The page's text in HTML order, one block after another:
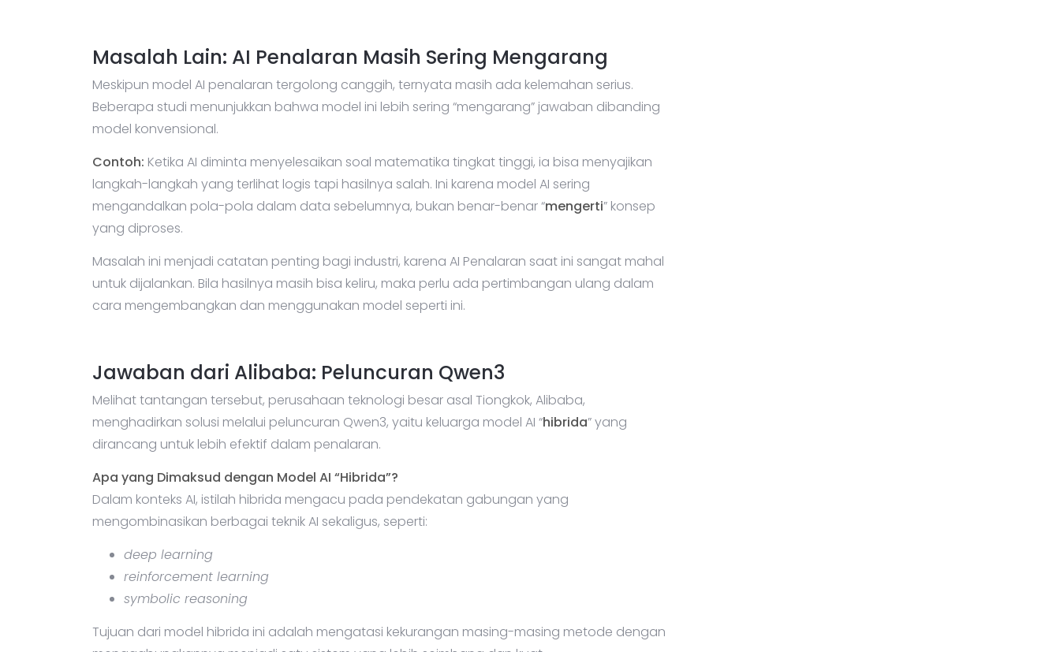
Masalah Lain: AI Penalaran Masih Sering Mengarang
Meskipun model AI penalaran tergolong canggih, ternyata masih ada kelemahan serius.
Beberapa studi menunjukkan bahwa model ini lebih sering “mengarang” jawaban dibanding
model konvensional.
Contoh: Ketika AI diminta menyelesaikan soal matematika tingkat tinggi, ia bisa menyajikan
langkah-langkah yang terlihat logis tapi hasilnya salah. Ini karena model AI sering
mengandalkan pola-pola dalam data sebelumnya, bukan benar-benar “mengerti” konsep
yang diproses.
Masalah ini menjadi catatan penting bagi industri, karena AI Penalaran saat ini sangat mahal
untuk dijalankan. Bila hasilnya masih bisa keliru, maka perlu ada pertimbangan ulang dalam
cara mengembangkan dan menggunakan model seperti ini.
Jawaban dari Alibaba: Peluncuran Qwen3
Melihat tantangan tersebut, perusahaan teknologi besar asal Tiongkok, Alibaba,
menghadirkan solusi melalui peluncuran Qwen3, yaitu keluarga model AI “hibrida” yang
dirancang untuk lebih efektif dalam penalaran.
Apa yang Dimaksud dengan Model AI “Hibrida”?
Dalam konteks AI, istilah hibrida mengacu pada pendekatan gabungan yang
mengombinasikan berbagai teknik AI sekaligus, seperti:
deep learning
reinforcement learning
symbolic reasoning
Tujuan dari model hibrida ini adalah mengatasi kekurangan masing-masing metode dengan